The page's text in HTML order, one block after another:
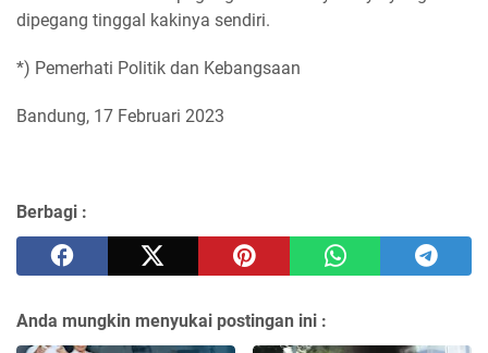
dipegang tinggal kakinya sendiri.
*) Pemerhati Politik dan Kebangsaan
Bandung, 17 Februari 2023
Berbagi :
Anda mungkin menyukai postingan ini :